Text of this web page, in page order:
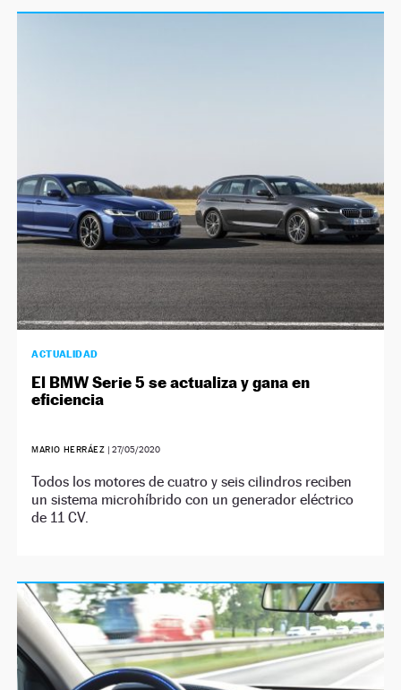
ACTUALIDAD
El BMW Serie 5 se actualiza y gana en
eficiencia
MARIO HERRÁEZ | 27/05/2020
Todos los motores de cuatro y seis cilindros reciben
un sistema microhíbrido con un generador eléctrico
de 11 CV.